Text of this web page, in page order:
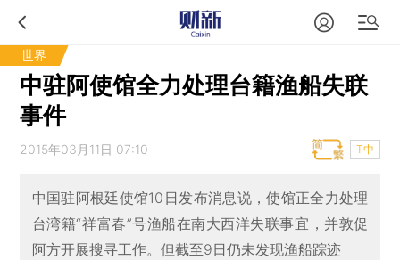
世界
中驻阿使馆全力处理台籍渔船失联
事件
2015年03月11日 07:10 T中
中国驻阿根廷使馆10日发布消息说，使馆正全力处理
台湾籍“祥富春”号渔船在南大西洋失联事宜，并敦促
阿方开展搜寻工作。但截至9日仍未发现渔船踪迹